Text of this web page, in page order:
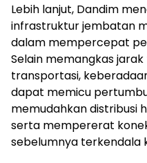
Lebih lanjut, Dandim
infrastruktur jembatan
dalam mempercepat
Selain memangkas
transportasi,
dapat memicu
memudahkan distribusi
serta mempererat
sebelumnya terkendala